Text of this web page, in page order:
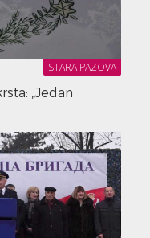
STARA PAZOVA
„Jedan